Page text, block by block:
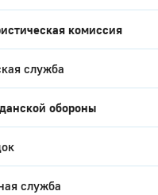
комиссия
служба
обороны
служба